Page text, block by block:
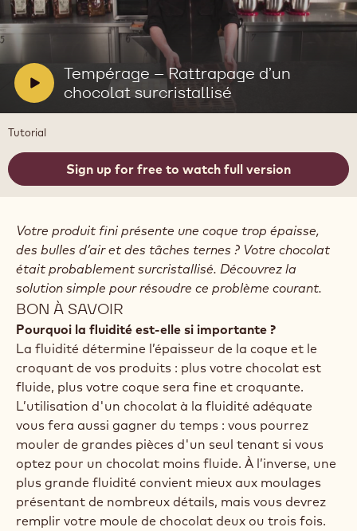
V
i
d
o
:
Tempérage – Rattrapage d’un
chocolat surcristallisé
Lire
la
vidéo:
Tempérage
Rattrapage
d’un
surcristallisé
Tutorial
Sign up for free to watch full version
Votre produit fini présente une coque trop épaisse,
des bulles d’air et des tâches ternes ? Votre chocolat
était probablement surcristallisé. Découvrez la
solution simple pour résoudre ce problème courant.
BON À SAVOIR
Pourquoi la fluidité est-elle si importante ?
La fluidité détermine l’épaisseur de la coque et le
croquant de vos produits : plus votre chocolat est
fluide, plus votre coque sera fine et croquante.
L’utilisation d'un chocolat à la fluidité adéquate
vous fera aussi gagner du temps : vous pourrez
mouler de grandes pièces d'un seul tenant si vous
optez pour un chocolat moins fluide. À l’inverse, une
plus grande fluidité convient mieux aux moulages
présentant de nombreux détails, mais vous devrez
remplir votre moule de chocolat deux ou trois fois.